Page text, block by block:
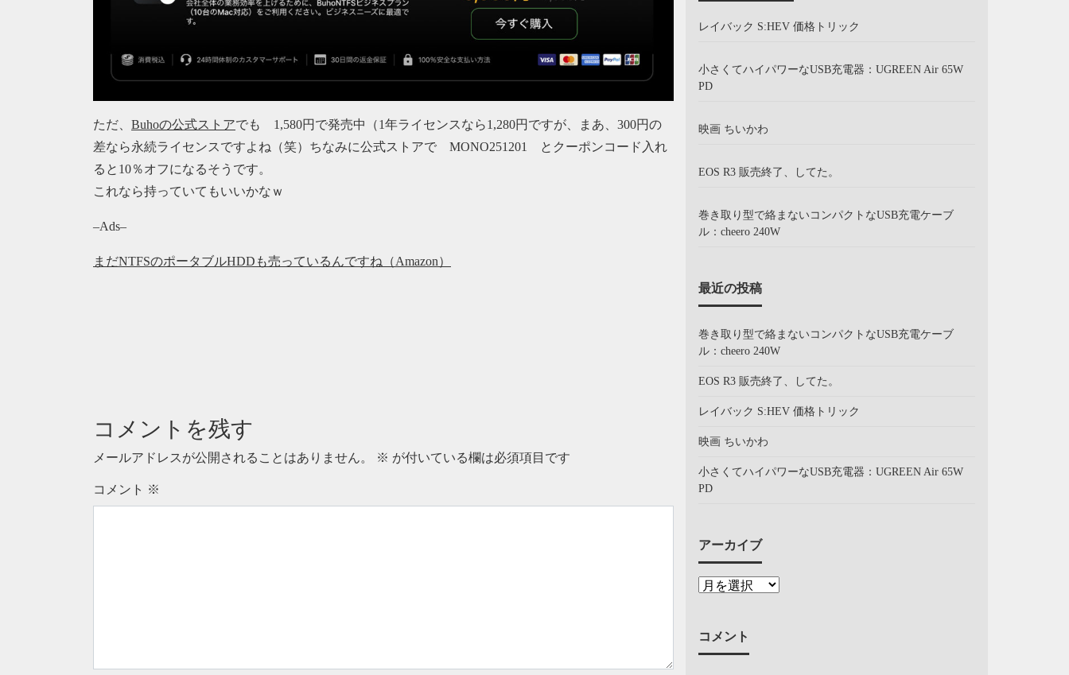
ただ、 Buhoの公式ストアでも 1,580円で発売中（1年ライセンスなら1,280円ですが、まあ、300円の
差なら永続ライセンスですよね（笑）ちなみに公式ストアで MONO251201 とクーポンコード入れ
ると10％オフになるそうです。
これなら持っていてもいいかなｗ
–Ads–
まだNTFSのポータブルHDDも売っているんですね（Amazon）
コメントを残す
メールアドレスが公開されることはありません。 ※ が付いている欄は必須項目です
コメント ※
レイバック S:HEV 価格トリック
小さくてハイパワーなUSB充電器：UGREEN Air 65W
PD
映画 ちいかわ
EOS R3 販売終了、してた。
巻き取り型で絡まないコンパクトなUSB充電ケーブ
ル：cheero 240W
最近の投稿
巻き取り型で絡まないコンパクトなUSB充電ケーブ
ル：cheero 240W
EOS R3 販売終了、してた。
レイバック S:HEV 価格トリック
映画 ちいかわ
小さくてハイパワーなUSB充電器：UGREEN Air 65W
PD
アーカイブ
コメント